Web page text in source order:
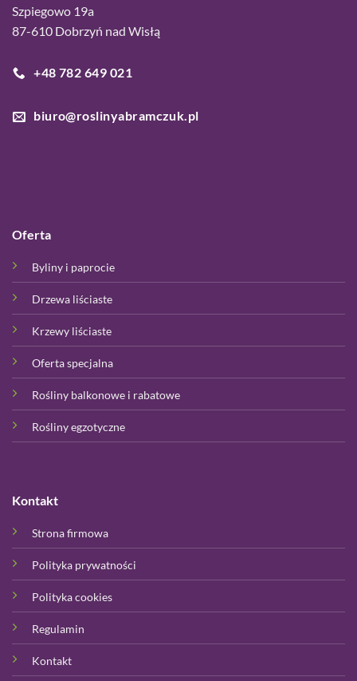
Szpiegowo 19a
87-610 Dobrzyń nad Wisłą
+48 782 649 021
biuro@roslinyabramczuk.pl
Oferta
Byliny i paprocie
Drzewa liściaste
Krzewy liściaste
Oferta specjalna
Rośliny balkonowe i rabatowe
Rośliny egzotyczne
Kontakt
Strona firmowa
Polityka prywatności
Polityka cookies
Regulamin
Kontakt